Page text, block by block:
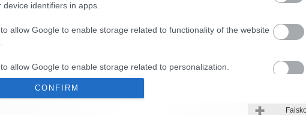
device identifiers in apps.
allow Google to enable storage related to functionality of the website
allow Google to enable storage related to personalization.
functionality and fraud prevention, and other user protection.
CONFIRM
Kertészeti